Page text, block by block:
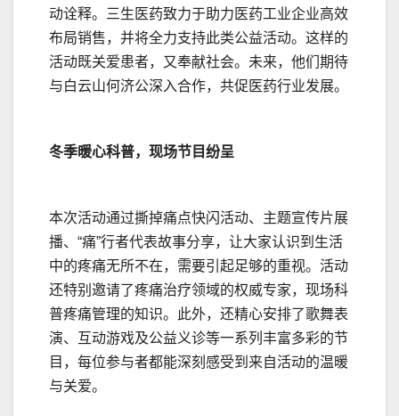
动诠释。三生医药致力于助力医药工业企业高效
布局销售，并将全力支持此类公益活动。这样的
活动既关爱患者，又奉献社会。未来，他们期待
与白云山何济公深入合作，共促医药行业发展。
冬季暖心科普，现场节目纷呈
本次活动通过撕掉痛点快闪活动、主题宣传片展
播、“痛”行者代表故事分享，让大家认识到生活
中的疼痛无所不在，需要引起足够的重视。活动
还特别邀请了疼痛治疗领域的权威专家，现场科
普疼痛管理的知识。此外，还精心安排了歌舞表
演、互动游戏及公益义诊等一系列丰富多彩的节
目，每位参与者都能深刻感受到来自活动的温暖
与关爱。